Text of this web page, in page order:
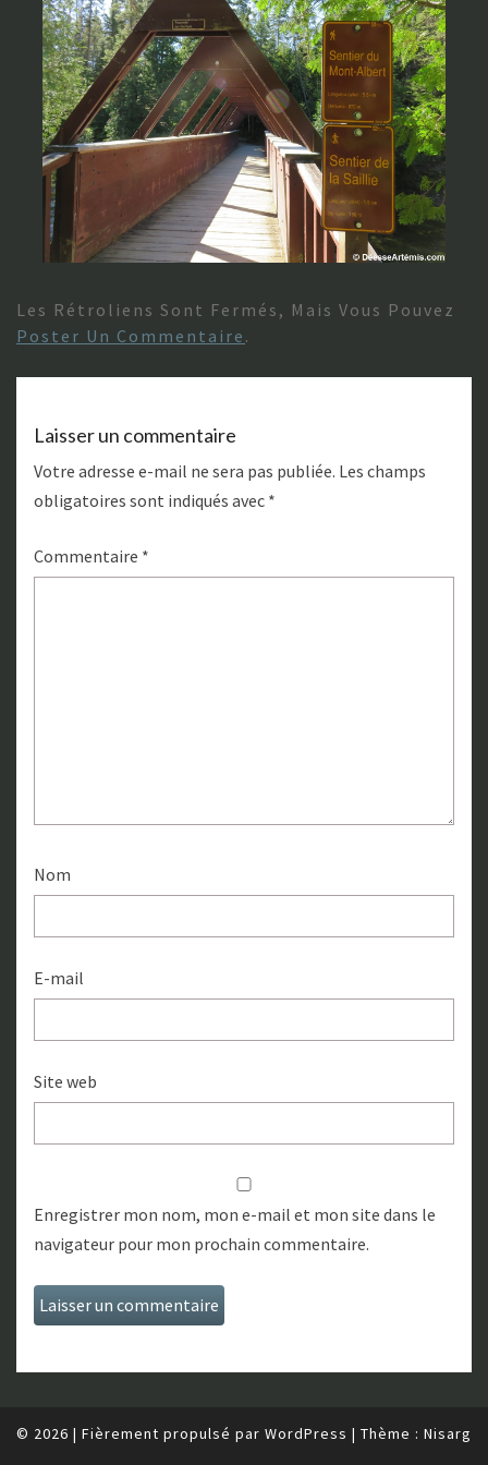
Les Rétroliens Sont Fermés, Mais Vous Pouvez
Poster Un Commentaire .
Laisser un commentaire
Votre adresse e-mail ne sera pas publiée. Les champs
obligatoires sont indiqués avec *
Commentaire *
Nom
E-mail
Site web
Enregistrer mon nom, mon e-mail et mon site dans le
navigateur pour mon prochain commentaire.
© 2026 | Fièrement propulsé par WordPress | Thème : Nisarg